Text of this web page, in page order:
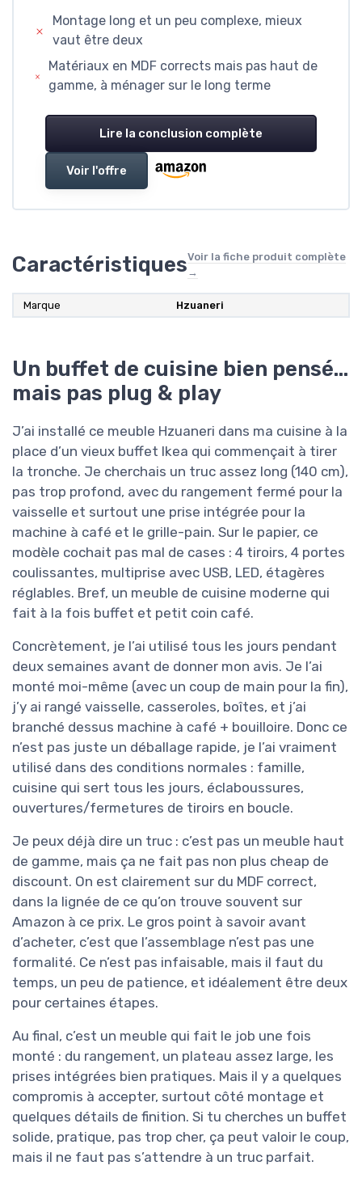
Montage long et un peu complexe, mieux
vaut être deux
Matériaux en MDF corrects mais pas haut de
gamme, à ménager sur le long terme
Lire la conclusion complète
Voir l'offre
CaractéristiquesVoir la fiche produit complète
→
Marque ‎Hzuaneri
Un buffet de cuisine bien pensé…
mais pas plug & play
J’ai installé ce meuble Hzuaneri dans ma cuisine à la
place d’un vieux buffet Ikea qui commençait à tirer
la tronche. Je cherchais un truc assez long (140 cm),
pas trop profond, avec du rangement fermé pour la
vaisselle et surtout une prise intégrée pour la
machine à café et le grille-pain. Sur le papier, ce
modèle cochait pas mal de cases : 4 tiroirs, 4 portes
coulissantes, multiprise avec USB, LED, étagères
réglables. Bref, un meuble de cuisine moderne qui
fait à la fois buffet et petit coin café.
Concrètement, je l’ai utilisé tous les jours pendant
deux semaines avant de donner mon avis. Je l’ai
monté moi-même (avec un coup de main pour la fin),
j’y ai rangé vaisselle, casseroles, boîtes, et j’ai
branché dessus machine à café + bouilloire. Donc ce
n’est pas juste un déballage rapide, je l’ai vraiment
utilisé dans des conditions normales : famille,
cuisine qui sert tous les jours, éclaboussures,
ouvertures/fermetures de tiroirs en boucle.
Je peux déjà dire un truc : c’est pas un meuble haut
de gamme, mais ça ne fait pas non plus cheap de
discount. On est clairement sur du MDF correct,
dans la lignée de ce qu’on trouve souvent sur
Amazon à ce prix. Le gros point à savoir avant
d’acheter, c’est que l’assemblage n’est pas une
formalité. Ce n’est pas infaisable, mais il faut du
temps, un peu de patience, et idéalement être deux
pour certaines étapes.
Au final, c’est un meuble qui fait le job une fois
monté : du rangement, un plateau assez large, les
prises intégrées bien pratiques. Mais il y a quelques
compromis à accepter, surtout côté montage et
quelques détails de finition. Si tu cherches un buffet
solide, pratique, pas trop cher, ça peut valoir le coup,
mais il ne faut pas s’attendre à un truc parfait.